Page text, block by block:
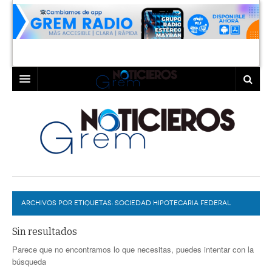
LAGUNA
TORREÓN
GÓMEZ PALACIO
LERDO
COAHUILA
DURANGO
DEPORTES
PROGRAMAS
EXA
COLABORADORES
ARCHIVOS POR ETIQUETAS: SOCIEDAD HIPOTECARIA FEDERAL
Sin resultados
Parece que no encontramos lo que necesitas, puedes intentar con la
búsqueda